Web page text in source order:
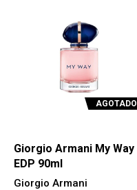
AGOTADO
Giorgio Armani My Way
EDP 90ml
Giorgio Armani